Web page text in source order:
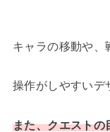
キャラの移動や、
操作がしやすいデ
また、クエストの